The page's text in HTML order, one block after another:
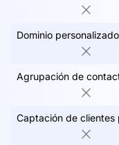
Dominio
Agrupación de
Captación de clientes